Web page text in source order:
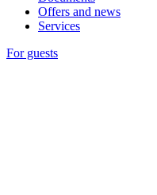
Offers and news
Services
For guests